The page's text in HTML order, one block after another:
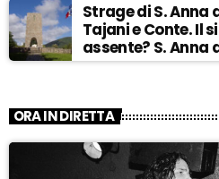
Strage di S. Anna
Tajani e Conte. Il
assente? S. Anna
ASCOLTA
ORA IN DIRETTA